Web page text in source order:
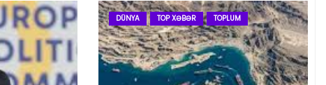
DÜNYA TOP XƏBƏR TOPLUM